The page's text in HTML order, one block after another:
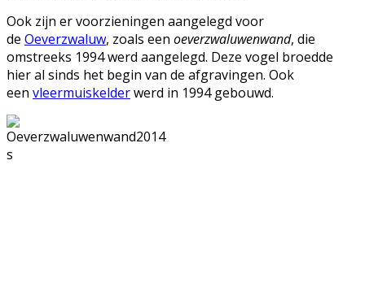
Ook zijn er voorzieningen aangelegd voor
de Oeverzwaluw, zoals een oeverzwaluwenwand, die
omstreeks 1994 werd aangelegd. Deze vogel broedde
hier al sinds het begin van de afgravingen. Ook
een vleermuiskelderwerd in 1994 gebouwd.